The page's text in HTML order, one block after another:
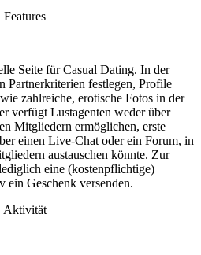
Features
Seite für Casual Dating. In der
Partnerkriterien festlegen, Profile
zahlreiche, erotische Fotos in der
verfügt Lustagenten weder über
Mitgliedern ermöglichen, erste
einen Live-Chat oder ein Forum, in
austauschen könnte. Zur
eine (kostenpflichtige)
ein Geschenk versenden.
Aktivität